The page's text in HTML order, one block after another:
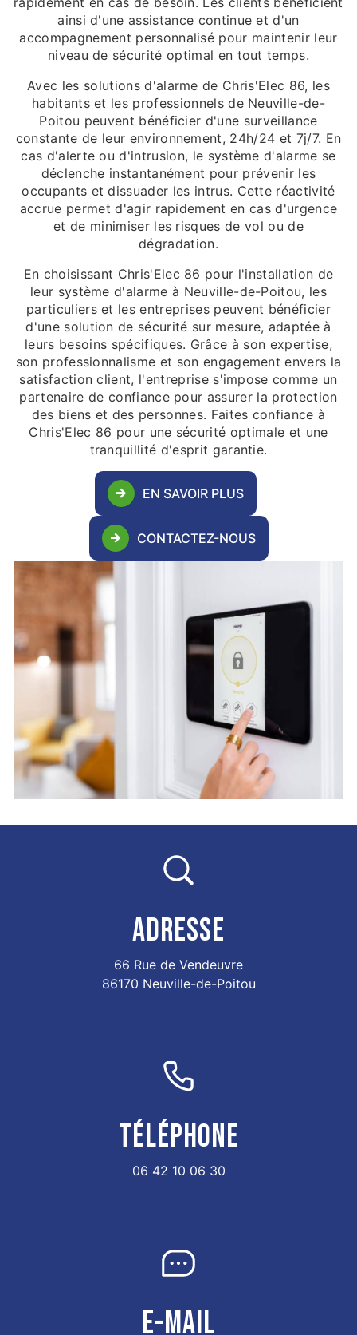
ainsi d'une assistance continue et d'un
accompagnement personnalisé pour maintenir leur
niveau de sécurité optimal en tout temps.
Avec les solutions d'alarme de Chris'Elec 86, les
habitants et les professionnels de Neuville-de-
Poitou peuvent bénéficier d'une surveillance
constante de leur environnement, 24h/24 et 7j/7. En
cas d'alerte ou d'intrusion, le système d'alarme se
déclenche instantanément pour prévenir les
occupants et dissuader les intrus. Cette réactivité
accrue permet d'agir rapidement en cas d'urgence
et de minimiser les risques de vol ou de
dégradation.
En choisissant Chris'Elec 86 pour l'installation de
leur système d'alarme à Neuville-de-Poitou, les
particuliers et les entreprises peuvent bénéficier
d'une solution de sécurité sur mesure, adaptée à
leurs besoins spécifiques. Grâce à son expertise,
son professionnalisme et son engagement envers la
satisfaction client, l'entreprise s'impose comme un
partenaire de confiance pour assurer la protection
des biens et des personnes. Faites confiance à
Chris'Elec 86 pour une sécurité optimale et une
tranquillité d'esprit garantie.
EN SAVOIR PLUS
CONTACTEZ-NOUS
ADRESSE
66 Rue de Vendeuvre
86170 Neuville-de-Poitou
TÉLÉPHONE
06 42 10 06 30
E-MAIL